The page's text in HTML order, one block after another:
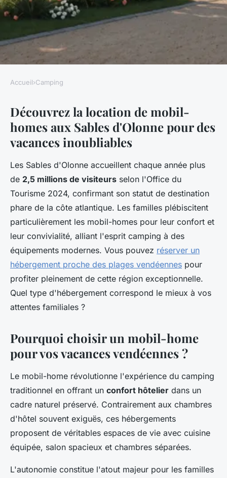
CAMPING
Location de mobil-homes aux
Sables d'Olonne : votre
escapade parfaite !
Yanis•19 février 2026• 8 min de lecture
Accueil›Camping
Découvrez la location de mobil-
homes aux Sables d'Olonne pour des
vacances inoubliables
Les Sables d'Olonne accueillent chaque année plus
de 2,5 millions de visiteurs selon l'Office du
Tourisme 2024, confirmant son statut de destination
phare de la côte atlantique. Les familles plébiscitent
particulièrement les mobil-homes pour leur confort et
leur convivialité, alliant l'esprit camping à des
équipements modernes. Vous pouvez réserver un
hébergement proche des plages vendéennes pour
profiter pleinement de cette région exceptionnelle.
Quel type d'hébergement correspond le mieux à vos
attentes familiales ?
Pourquoi choisir un mobil-home
pour vos vacances vendéennes ?
Le mobil-home révolutionne l'expérience du camping
traditionnel en offrant un confort hôtelier dans un
cadre naturel préservé. Contrairement aux chambres
d'hôtel souvent exiguës, ces hébergements
proposent de véritables espaces de vie avec cuisine
équipée, salon spacieux et chambres séparées.
L'autonomie constitue l'atout majeur pour les familles